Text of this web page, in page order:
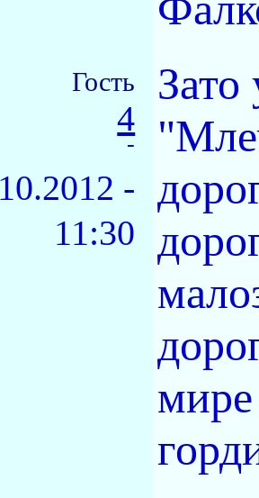
Гость
4
-
-
11:30
Зато